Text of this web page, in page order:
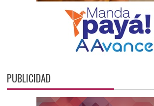
PUBLICIDAD